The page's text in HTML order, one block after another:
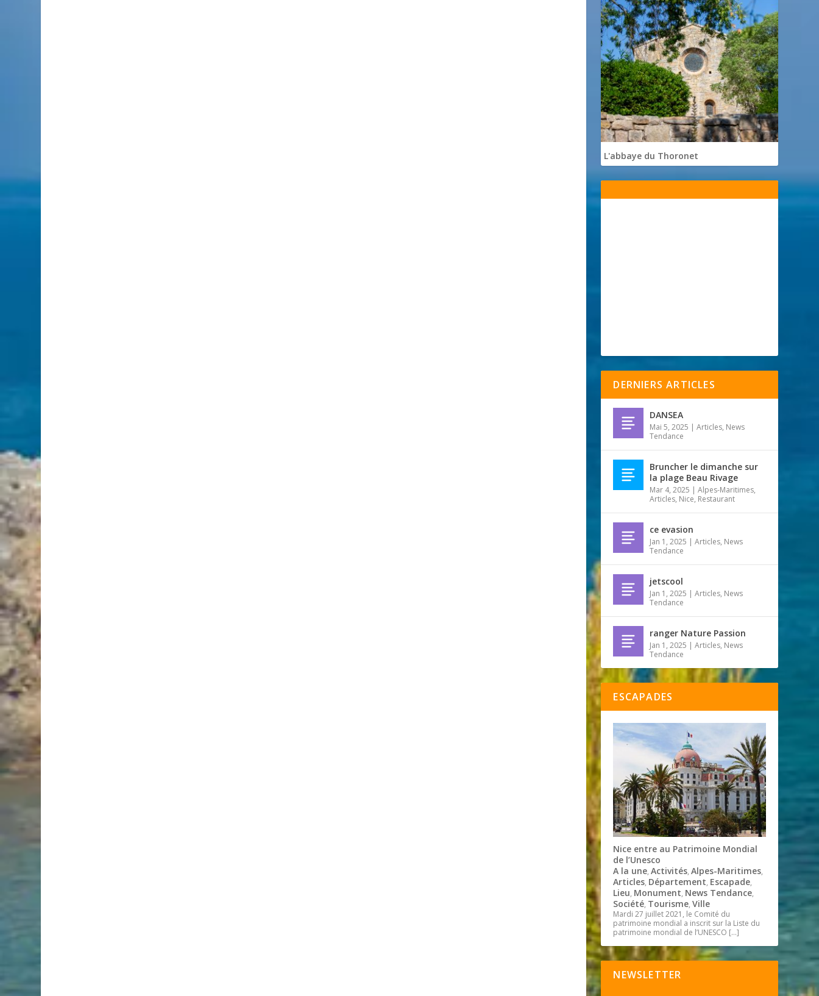
L'abbaye du Thoronet
DERNIERS ARTICLES
DANSEA
Mai 5, 2025 |Articles, News
Tendance
Bruncher le dimanche sur
la plage Beau Rivage
Mar 4, 2025 |Alpes-Maritimes,
Articles, Nice, Restaurant
ce evasion
Jan 1, 2025 |Articles, News
Tendance
jetscool
Jan 1, 2025 |Articles, News
Tendance
ranger Nature Passion
Jan 1, 2025 |Articles, News
Tendance
ESCAPADES
Nice entre au Patrimoine Mondial
de l’Unesco
A la une,Activités,Alpes-Maritimes,
Articles, Département, Escapade,
Lieu, Monument, News Tendance,
Société, Tourisme,Ville
Mardi 27 juillet 2021, le Comité du
patrimoine mondial a inscrit sur la Liste du
patrimoine mondial de l’UNESCO […]
NEWSLETTER